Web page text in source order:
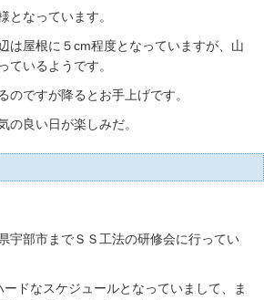
となっています。
は屋根に５cm程度となっていますが、 山
ているようです。
のですが降るとお手上げです。
の良い日が楽しみだ。
宇部市までＳＳ工法の研修会に行ってい
ドなスケジュールとなっていまして、ま